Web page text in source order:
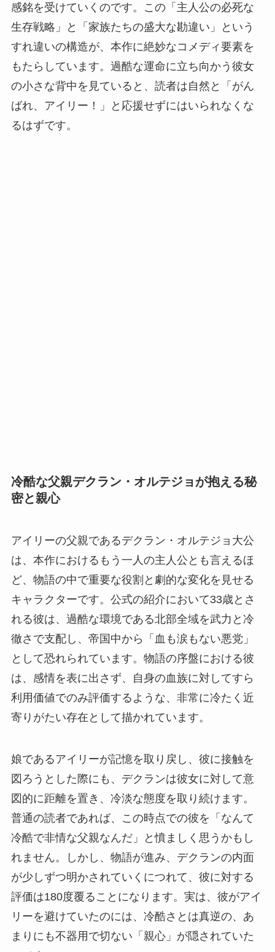
感銘を受けていくのです。この「主人公の必死な
生存戦略」と「家族たちの盛大な勘違い」という
すれ違いの構造が、本作に絶妙なコメディ要素を
もたらしています。過酷な運命に立ち向かう彼女
の小さな背中を見ていると、読者は自然と「がん
ばれ、アイリー！」と応援せずにはいられなくな
るはずです。
冷酷な父親デクラン・オルテジョが抱える秘
密と親心
アイリーの父親であるデクラン・オルテジョ大公
は、本作におけるもう一人の主人公とも言えるほ
ど、物語の中で重要な役割と劇的な変化を見せる
キャラクターです。公式の紹介において33歳とさ
れる彼は、過酷な環境である北部全域を武力と冷
徹さで支配し、帝国中から「血も涙もない悪党」
として恐れられています。物語の序盤における彼
は、感情を表に出さず、自身の血族に対してすら
利用価値でのみ評価するような、非常に冷たく近
寄りがたい存在として描かれています。
娘であるアイリーが記憶を取り戻し、彼に接触を
図ろうとした際にも、デクランは彼女に対して意
図的に距離を置き、冷淡な態度を取り続けます。
普通の読者であれば、この時点での彼を「なんて
冷酷で非情な父親なんだ」と憤ましく思うかもし
れません。しかし、物語が進み、デクランの内面
が少しずつ明かされていくにつれて、彼に対する
評価は180度覆ることになります。実は、彼がアイ
リーを避けていたのには、冷酷さとは真逆の、あ
まりにも不器用で切ない「親心」が隠されていた